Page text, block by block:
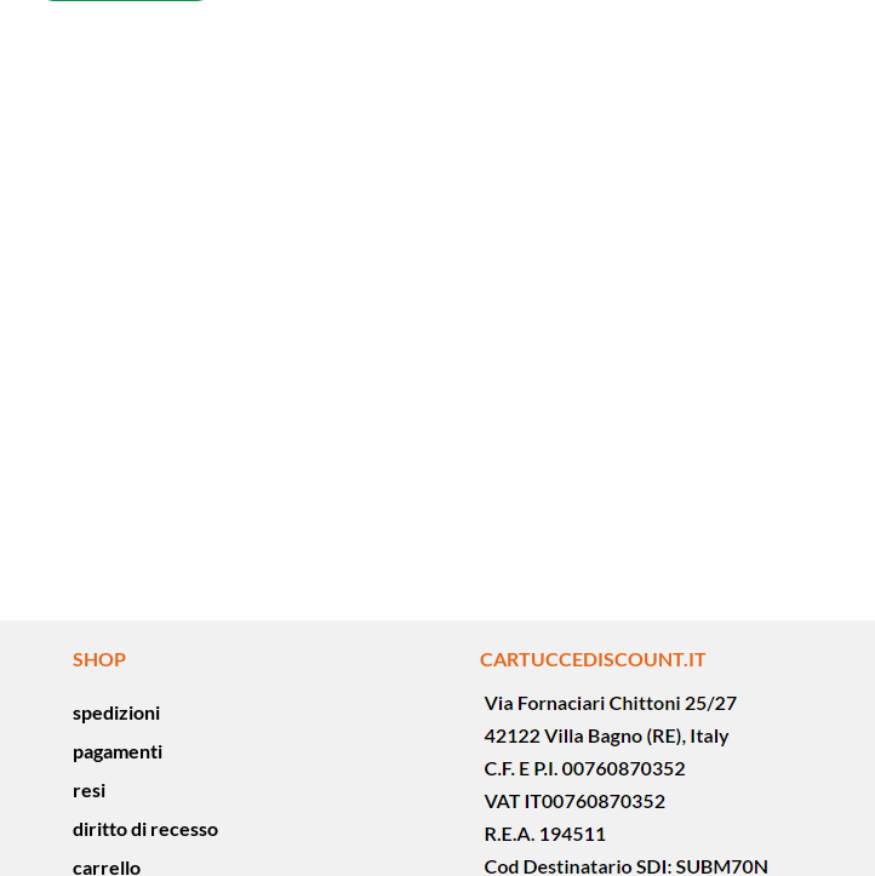
SHOP
spedizioni
pagamenti
resi
diritto di recesso
carrello
CARTUCCEDISCOUNT.IT